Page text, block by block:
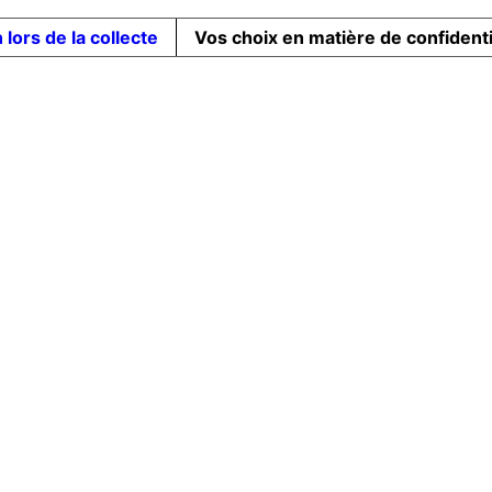
lors de la collecte Vos choix en matière de